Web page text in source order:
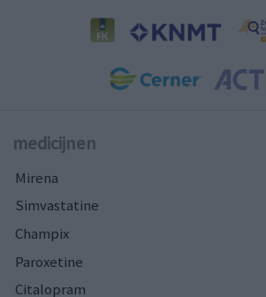
medicijnen
Mirena
Simvastatine
Champix
Paroxetine
Citalopram